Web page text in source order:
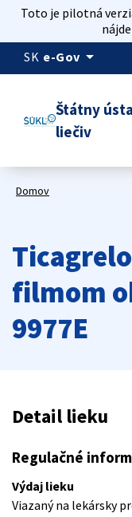
Toto je pilotná
SK e-Gov arrow_drop_down
Štátny
liečiv
Domov
filmom
9977E
Detail lieku
Regulačné
Výdaj lieku
Viazaný na lekársky